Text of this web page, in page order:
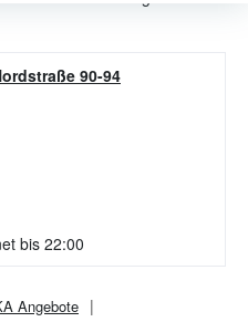
90-94
bis 22:00
Angebote